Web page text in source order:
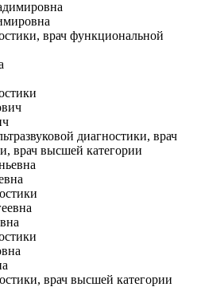
врач функциональной
диагностики, врач
врач высшей категории
врач высшей категории